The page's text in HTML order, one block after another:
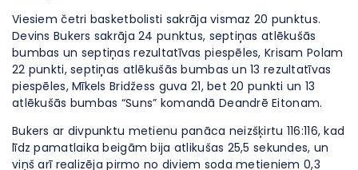
Viesiem četri basketbolisti sakrāja vismaz 20 punktus.
Devins Bukers sakrāja 24 punktus, septiņas atlēkušās
bumbas un septiņas rezultatīvas piespēles, Krisam Polam
22 punkti, septiņas atlēkušās bumbas un 13 rezultatīvas
piespēles, Mīkels Bridžess guva 21, bet 20 punkti un 13
atlēkušās bumbas “Suns” komandā Deandrē Eitonam.
Bukers ar divpunktu metienu panāca neizšķirtu 116:116, kad
līdz pamatlaika beigām bija atlikušas 25,5 sekundes, un
viņš arī realizēja pirmo no diviem soda metieniem 0,3